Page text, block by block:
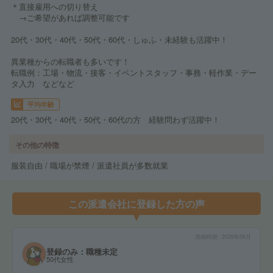
＊直接雇用への切り替え
→ご希望があれば調整可能です
20代・30代・40代・50代・60代・しゅふ・未経験も活躍中！
異業種からの転職者も多いです！
転職例：工場・物流・接客・イベントスタッフ・事務・軽作業・デー
タ入力 などなど
平均年齢
20代・30代・40代・50代・60代の方 経験問わず活躍中！
その他の特徴
服装自由 / 職場が禁煙 / 派遣社員が多数就業
この派遣会社に登録した方の声
登録のみ：職種未定
50代女性